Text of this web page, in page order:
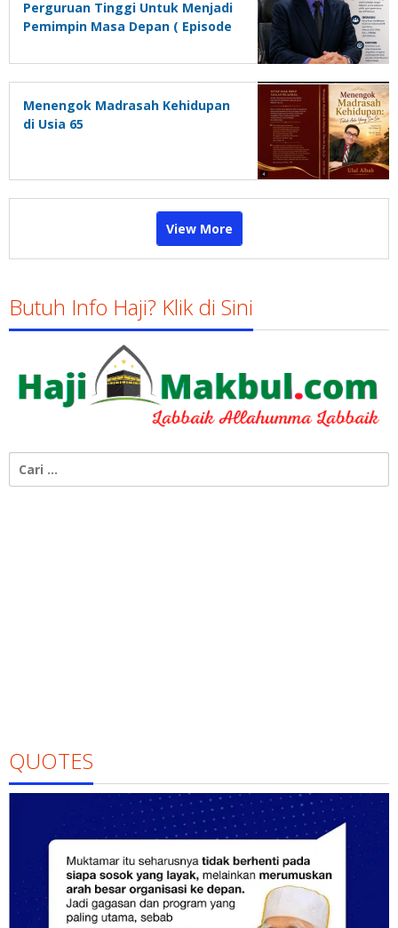
Perguruan Tinggi Untuk Menjadi
Pemimpin Masa Depan ( Episode
Menengok Madrasah Kehidupan
di Usia 65
View More
Butuh Info Haji? Klik di Sini
untuk:
QUOTES